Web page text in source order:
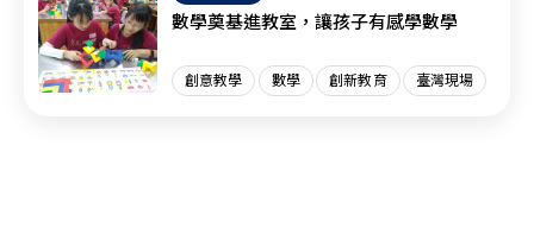
數學奠基進教室，讓孩子有感學數學
創意教學 數學 創新教育 臺灣現場